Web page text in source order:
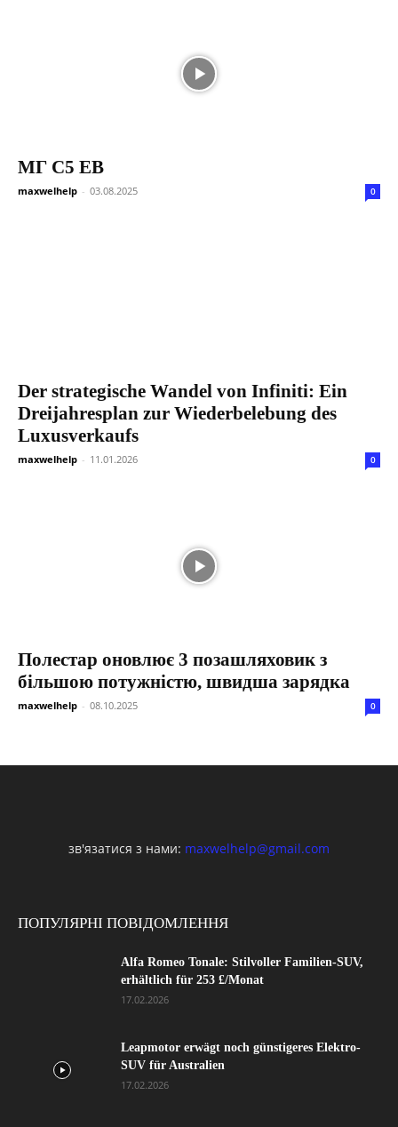
МГ С5 ЕВ
maxwelhelp - 03.08.2025 0
Der strategische Wandel von Infiniti: Ein
Dreijahresplan zur Wiederbelebung des
Luxusverkaufs
maxwelhelp - 11.01.2026 0
Полестар оновлює 3 позашляховик з
більшою потужністю, швидша зарядка
maxwelhelp - 08.10.2025 0
зв'язатися з нами: maxwelhelp@gmail.com
ПОПУЛЯРНІ ПОВІДОМЛЕННЯ
Alfa Romeo Tonale: Stilvoller Familien-SUV,
erhältlich für 253 £/Monat
17.02.2026
Leapmotor erwägt noch günstigeres Elektro-
SUV für Australien
17.02.2026